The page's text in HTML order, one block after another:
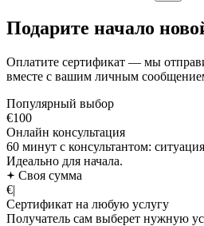
Подарите начало
Оплатите сертификат — мы
вместе с вашим личным
Популярный выбор
€100
Онлайн консультация
60 минут с консультантом:
Идеально для начала.
Своя сумма
€|
Сертификат на любую услугу
Получатель сам выберет нужную